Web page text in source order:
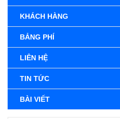
KHÁCH HÀNG
BẢNG PHÍ
LIÊN HỆ
TIN TỨC
BÀI VIẾT